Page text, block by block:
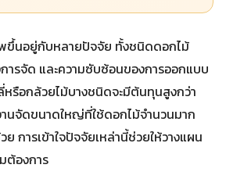
ขึ้นอยู่กับหลายปัจจัย ทั้งชนิดดอกไม้
ารจัด และความซับซ้อนของการออกแบบ
หรือกล้วยไม้บางชนิดจะมีต้นทุนสูงกว่า
นจัดขนาดใหญ่ที่ใช้ดอกไม้จำนวนมาก
การเข้าใจปัจจัยเหล่านี้ช่วยให้วางแผน
ต้องการ